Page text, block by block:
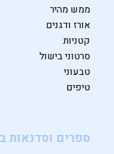
ממש מהיר
אורז ודגנים
קטניות
סרטוני בישול
טבעוני
טיפים
ספרים וסדנאות